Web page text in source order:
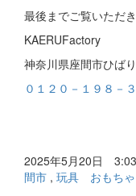
最後までご覧いただ
KAERUFactory
神奈川県座間市ひば
０１２０－１９８－
2025年5月20日
間市 , 玩具 おもち